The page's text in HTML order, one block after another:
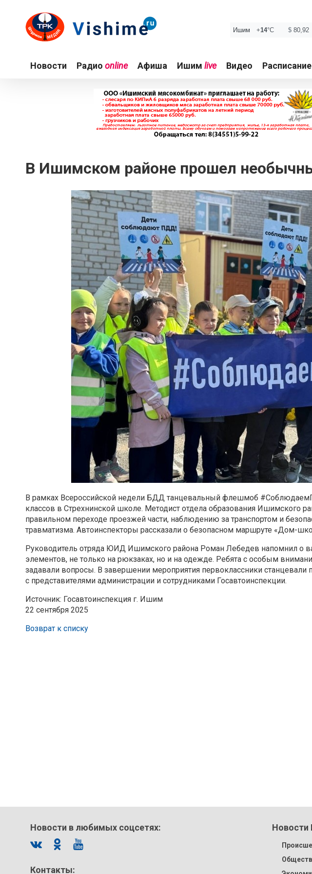
Новости Радио online Афиша Ишим live Видео
В Ишимском районе прошел
В рамках Всероссийской недели БДД танцевальный флешмоб
классов в Стрехнинской школе. Методист отдела образования Ишимского
правильном переходе проезжей части, наблюдению за транспортом и
травматизма. Автоинспекторы рассказали о безопасном маршруте «Дом-
Руководитель отряда ЮИД Ишимского района Роман Лебедев напомнил о
элементов, не только на рюкзаках, но и на одежде. Ребята с особым
задавали вопросы. В завершении мероприятия первоклассники
с представителями администрации и сотрудниками Госавтоинспекции.
Источник: Госавтоинспекция г. Ишим
22 сентября 2025
Возврат к списку
Новости в любимых соцсетях:
Контакты: